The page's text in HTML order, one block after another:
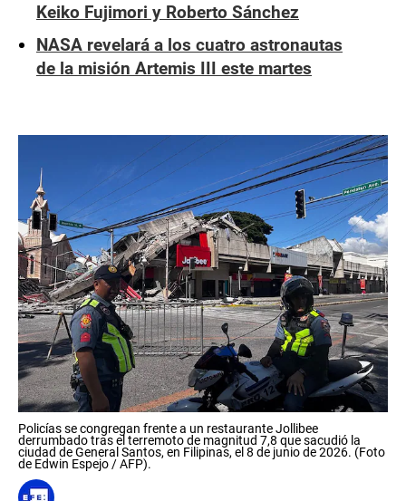
Keiko Fujimori y Roberto Sánchez
NASA revelará a los cuatro astronautas
de la misión Artemis III este martes
Policías se congregan frente a un restaurante Jollibee
derrumbado tras el terremoto de magnitud 7,8 que sacudió la
ciudad de General Santos, en Filipinas, el 8 de junio de 2026. (Foto
de Edwin Espejo / AFP).